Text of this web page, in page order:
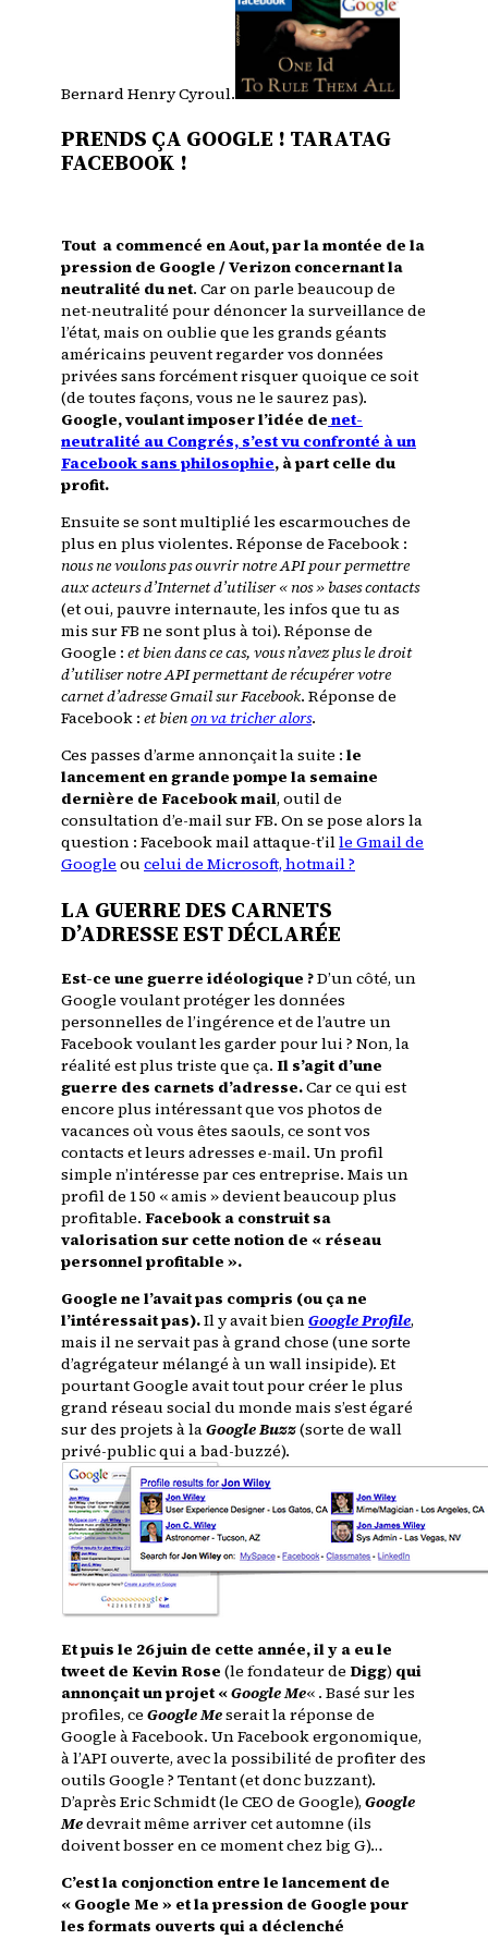
Bernard Henry Cyroul.
PRENDS ÇA GOOGLE ! TARATAG
FACEBOOK !
Tout a commencé en Aout, par la montée de la
pression de Google / Verizon concernant la
neutralité du net. Car on parle beaucoup de
net-neutralité pour dénoncer la surveillance de
l’état, mais on oublie que les grands géants
américains peuvent regarder vos données
privées sans forcément risquer quoique ce soit
(de toutes façons, vous ne le saurez pas).
Google, voulant imposer l’idée de net-
neutralité au Congrés, s’est vu confronté à un
Facebook sans philosophie, à part celle du
profit.
Ensuite se sont multiplié les escarmouches de
plus en plus violentes. Réponse de Facebook :
nous ne voulons pas ouvrir notre API pour permettre
aux acteurs d’Internet d’utiliser « nos » bases contacts
(et oui, pauvre internaute, les infos que tu as
mis sur FB ne sont plus à toi). Réponse de
Google : et bien dans ce cas, vous n’avez plus le droit
d’utiliser notre API permettant de récupérer votre
carnet d’adresse Gmail sur Facebook. Réponse de
Facebook : et bienon va tricher alors.
Ces passes d’arme annonçait la suite : le
lancement en grande pompe la semaine
dernière de Facebook mail, outil de
consultation d’e-mail sur FB. On se pose alors la
question : Facebook mail attaque-t’ille Gmail de
Google oucelui de Microsoft, hotmail ?
LA GUERRE DES CARNETS
D’ADRESSE EST DÉCLARÉE
Est-ce une guerre idéologique ?D’un côté, un
Google voulant protéger les données
personnelles de l’ingérence et de l’autre un
Facebook voulant les garder pour lui ? Non, la
réalité est plus triste que ça. Il s’agit d’une
guerre des carnets d’adresse.Car ce qui est
encore plus intéressant que vos photos de
vacances où vous êtes saouls, ce sont vos
contacts et leurs adresses e-mail. Un profil
simple n’intéresse par ces entreprise. Mais un
profil de 150 « amis » devient beaucoup plus
profitable. Facebook a construit sa
valorisation sur cette notion de « réseau
personnel profitable ».
Google ne l’avait pas compris (ou ça ne
l’intéressait pas).Il y avait bienGoogle Profile,
mais il ne servait pas à grand chose (une sorte
d’agrégateur mélangé à un wall insipide). Et
pourtant Google avait tout pour créer le plus
grand réseau social du monde mais s’est égaré
sur des projets à laGoogle Buzz(sorte de wall
privé-public qui a bad-buzzé).
Et puis le 26 juin de cette année, il y a eu le
tweet de Kevin Rose (le fondateur de Digg) qui
annonçait un projet «Google Me« . Basé sur les
profiles, ce Google Meserait la réponse de
Google à Facebook. Un Facebook ergonomique,
à l’API ouverte, avec la possibilité de profiter des
outils Google ? Tentant (et donc buzzant).
D’après Eric Schmidt (le CEO de Google), Google
Medevrait même arriver cet automne (ils
doivent bosser en ce moment chez big G)…
C’est la conjonction entre le lancement de
« Google Me » et la pression de Google pour
les formats ouverts qui a déclenché